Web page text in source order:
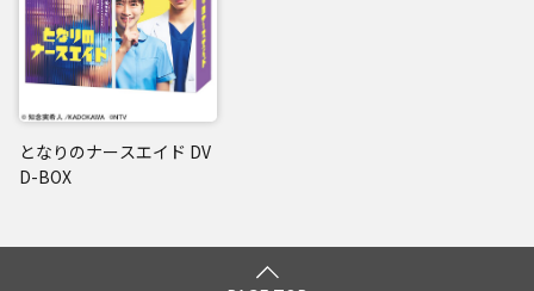
となりのナースエイド DV
D-BOX